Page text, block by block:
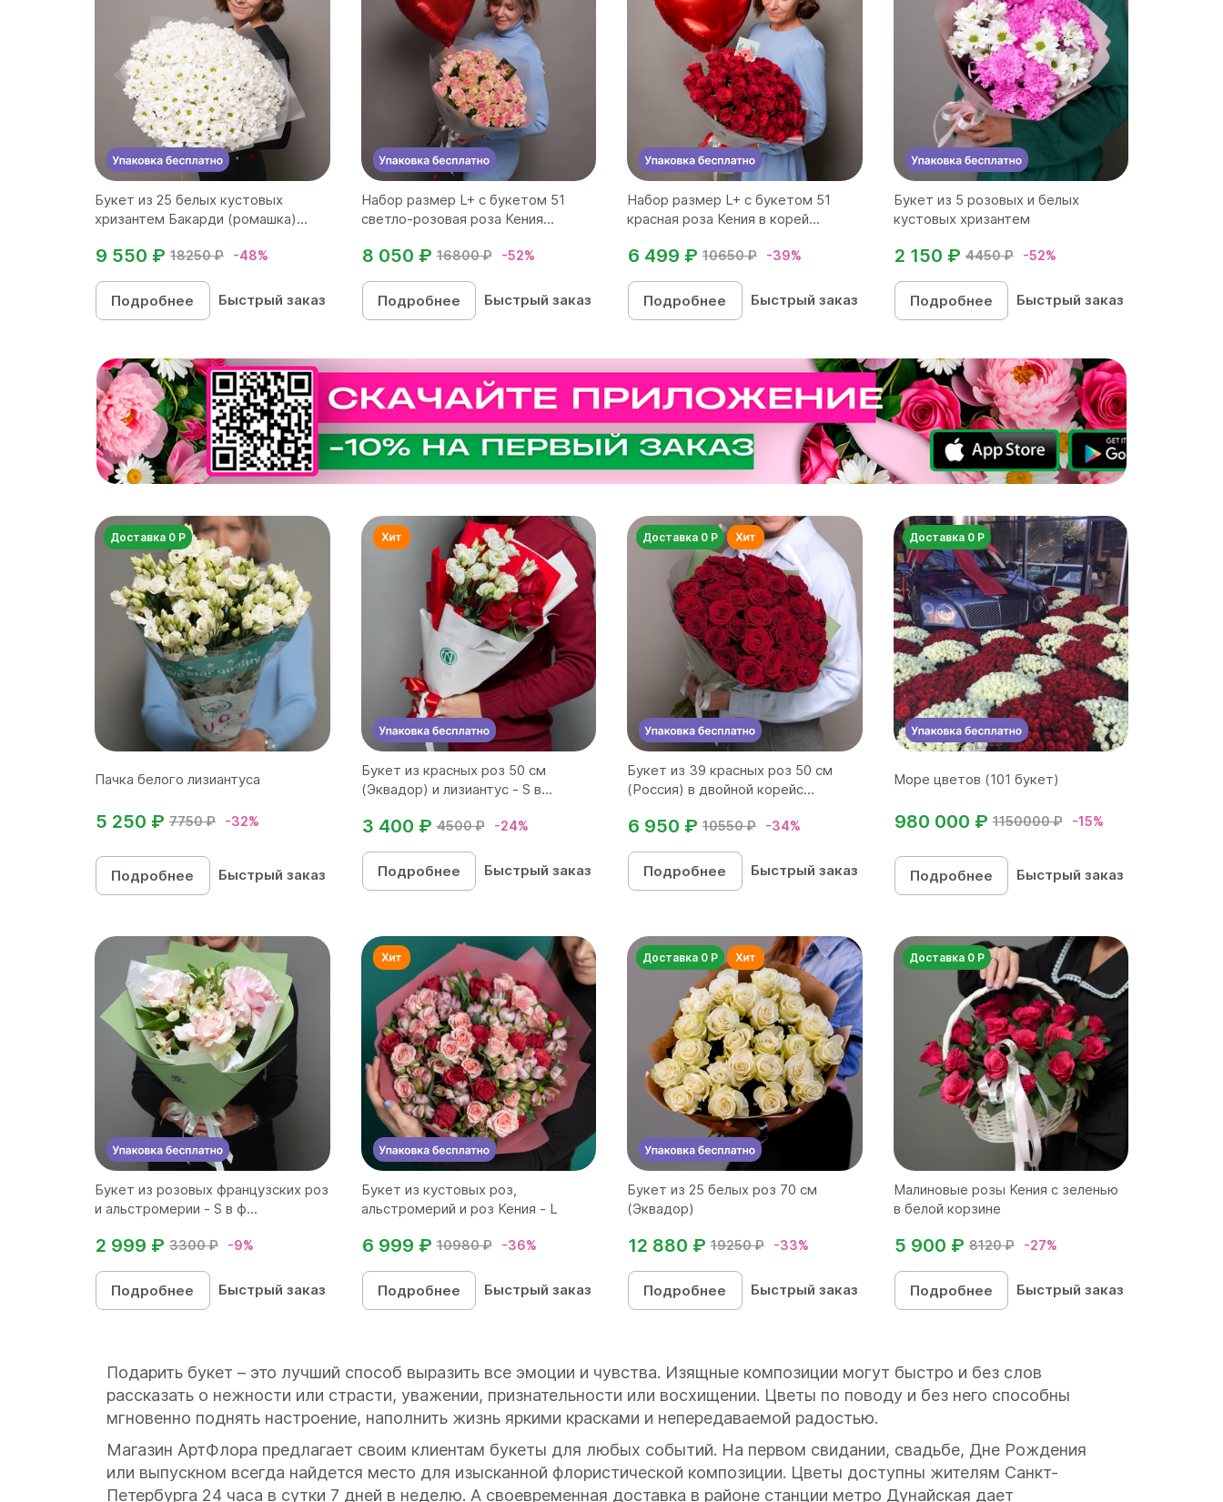
Букет из 25 белых кустовых
хризантем Бакарди (ромашка)...
18250 ₽ -48%
9 550 ₽
Подробнее Быстрый заказ
Набор размер L+ с букетом 51
светло-розовая роза Кения...
16800 ₽ -52%
8 050 ₽
Подробнее Быстрый заказ
Набор размер L+ с букетом 51
красная роза Кения в корей...
10650 ₽ -39%
6 499 ₽
Подробнее Быстрый заказ
Букет из 5 розовых и белых
кустовых хризантем
4450 ₽ -52%
2 150 ₽
Подробнее Быстрый заказ
Доставка 0 Р
Пачка белого лизиантуса
7750 ₽ -32%
5 250 ₽
Подробнее Быстрый заказ
Букет из красных роз 50 см
(Эквадор) и лизиантус - S в...
4500 ₽ -24%
3 400 ₽
Подробнее Быстрый заказ
Доставка 0 Р
Букет из 39 красных роз 50 см
(Россия) в двойной корейс...
10550 ₽ -34%
6 950 ₽
Подробнее Быстрый заказ
Доставка 0 Р
Море цветов (101 букет)
1150000 ₽ -15%
980 000 ₽
Подробнее Быстрый заказ
Букет из розовых французских роз
и альстромерии - S в ф...
3300 ₽ -9%
2 999 ₽
Подробнее Быстрый заказ
Букет из кустовых роз,
альстромерий и роз Кения - L
10980 ₽ -36%
6 999 ₽
Подробнее Быстрый заказ
Доставка 0 Р
Букет из 25 белых роз 70 см
(Эквадор)
19250 ₽ -33%
12 880 ₽
Подробнее Быстрый заказ
Доставка 0 Р
Малиновые розы Кения с зеленью
в белой корзине
8120 ₽ -27%
5 900 ₽
Подробнее Быстрый заказ
Подарить букет – это лучший способ выразить все эмоции и чувства. Изящные композиции могут быстро и без слов
рассказать о нежности или страсти, уважении, признательности или восхищении. Цветы по поводу и без него способны
мгновенно поднять настроение, наполнить жизнь яркими красками и непередаваемой радостью.
Магазин АртФлора предлагает своим клиентам букеты для любых событий. На первом свидании, свадьбе, Дне Рождения
или выпускном всегда найдется место для изысканной флористической композиции. Цветы доступны жителям Санкт-
Петербурга 24 часа в сутки 7 дней в неделю. А своевременная доставка в районе станции метро Дунайская дает